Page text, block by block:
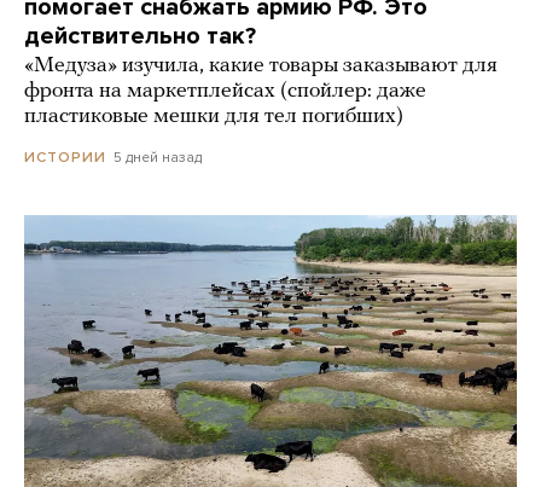
помогает снабжать армию РФ. Это
действительно так?
«Медуза» изучила, какие товары заказывают для
фронта на маркетплейсах (спойлер: даже
пластиковые мешки для тел погибших)
ИСТОРИИ 5 дней назад